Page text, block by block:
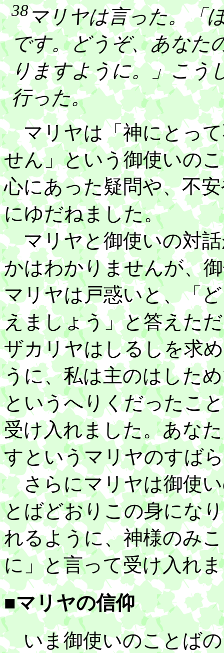
38マリヤは言った。「
です。どうぞ、あなた
りますように。」こう
行った。
マリヤは「神にとって
せん」という御使いの
心にあった疑問や、不
にゆだねました。
マリヤと御使いの対話
かはわかりませんが、
マリヤは戸惑いと、「
えましょう」と答えた
ザカリヤはしるしを求
うに、私は主のはした
というへりくだったこ
受け入れました。あな
すというマリヤのすば
さらにマリヤは御使い
とばどおりこの身にな
れるように、神様のみ
に」と言って受け入れ
■マリヤの信仰
いま御使いのことばの